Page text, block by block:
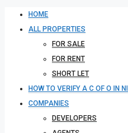
HOME
ALL PROPERTIES
FOR SALE
FOR RENT
SHORT LET
HOW TO VERIFY A C OF O IN
COMPANIES
DEVELOPERS